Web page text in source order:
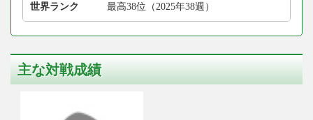
世界ランク 最高38位（2025年38週）
主な対戦成績